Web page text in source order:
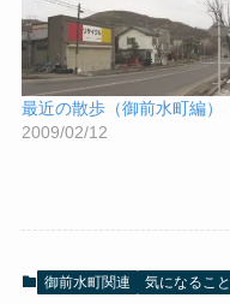
最近の散歩（御前水町編）
2009/02/12
御前水町関連 気になること